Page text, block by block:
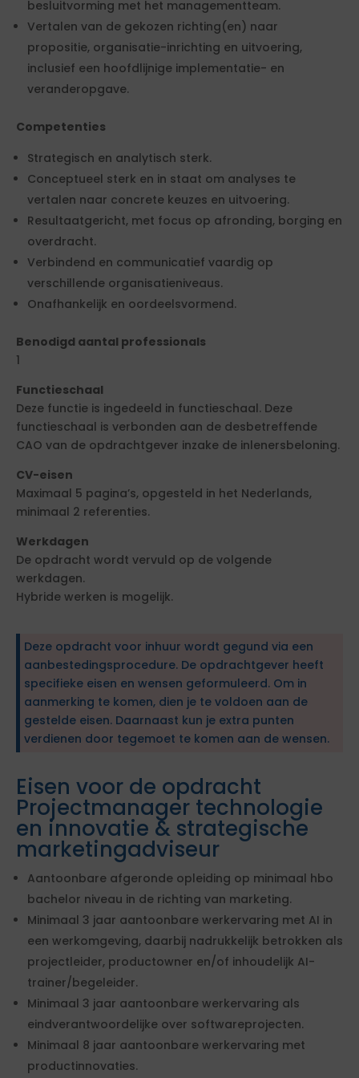
besluitvorming met het managementteam.
Vertalen van de gekozen richting(en) naar
propositie, organisatie-inrichting en uitvoering,
inclusief een hoofdlijnige implementatie- en
veranderopgave.
Competenties
Strategisch en analytisch sterk.
Conceptueel sterk en in staat om analyses te
vertalen naar concrete keuzes en uitvoering.
Resultaatgericht, met focus op afronding, borging en
overdracht.
Verbindend en communicatief vaardig op
verschillende organisatieniveaus.
Onafhankelijk en oordeelsvormend.
Benodigd aantal professionals
1
Functieschaal
Deze functie is ingedeeld in functieschaal. Deze
functieschaal is verbonden aan de desbetreffende
CAO van de opdrachtgever inzake de inlenersbeloning.
CV-eisen
Maximaal 5 pagina’s, opgesteld in het Nederlands,
minimaal 2 referenties.
Werkdagen
De opdracht wordt vervuld op de volgende
werkdagen.
Hybride werken is mogelijk.
Deze opdracht voor inhuur wordt gegund via een
aanbestedingsprocedure. De opdrachtgever heeft
specifieke eisen en wensen geformuleerd. Om in
aanmerking te komen, dien je te voldoen aan de
gestelde eisen. Daarnaast kun je extra punten
verdienen door tegemoet te komen aan de wensen.
Eisen voor de opdracht
Projectmanager technologie
en innovatie & strategische
marketingadviseur
Aantoonbare afgeronde opleiding op minimaal hbo
bachelor niveau in de richting van marketing.
Minimaal 3 jaar aantoonbare werkervaring met AI in
een werkomgeving, daarbij nadrukkelijk betrokken als
projectleider, productowner en/of inhoudelijk AI-
trainer/begeleider.
Minimaal 3 jaar aantoonbare werkervaring als
eindverantwoordelijke over softwareprojecten.
Minimaal 8 jaar aantoonbare werkervaring met
productinnovaties.